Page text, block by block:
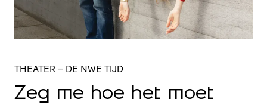
THEATER – DE NWE TIJD
Zeg me hoe het moet